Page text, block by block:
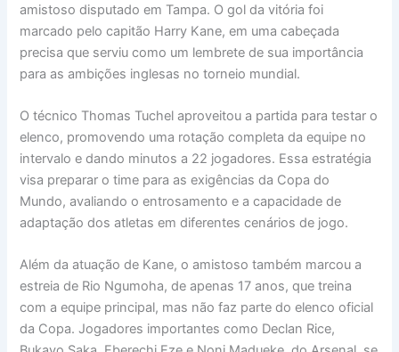
amistoso disputado em Tampa. O gol da vitória foi
marcado pelo capitão Harry Kane, em uma cabeçada
precisa que serviu como um lembrete de sua importância
para as ambições inglesas no torneio mundial.
O técnico Thomas Tuchel aproveitou a partida para testar o
elenco, promovendo uma rotação completa da equipe no
intervalo e dando minutos a 22 jogadores. Essa estratégia
visa preparar o time para as exigências da Copa do
Mundo, avaliando o entrosamento e a capacidade de
adaptação dos atletas em diferentes cenários de jogo.
Além da atuação de Kane, o amistoso também marcou a
estreia de Rio Ngumoha, de apenas 17 anos, que treina
com a equipe principal, mas não faz parte do elenco oficial
da Copa. Jogadores importantes como Declan Rice,